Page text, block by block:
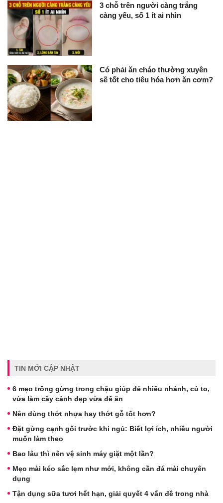
3 chỗ trên người càng trắng
càng yếu, số 1 ít ai nhìn
Có phải ăn cháo thường xuyên
sẽ tốt cho tiêu hóa hơn ăn cơm?
TIN MỚI CẬP NHẬT
6 mẹo trồng gừng trong chậu giúp đẻ nhiều nhánh, củ to,
vừa làm cây cảnh đẹp vừa để ăn
Nên dùng thớt nhựa hay thớt gỗ tốt hơn?
Đặt gừng cạnh gối trước khi ngủ: Biết lợi ích, nhiều người
muốn làm theo
Bao lâu thì nên vệ sinh máy giặt một lần?
Mẹo mài kéo sắc lẹm như mới, không cần đá mài chuyên
dụng
Tận dụng sữa tươi hết hạn, giải quyết 4 vấn đề trong nhà